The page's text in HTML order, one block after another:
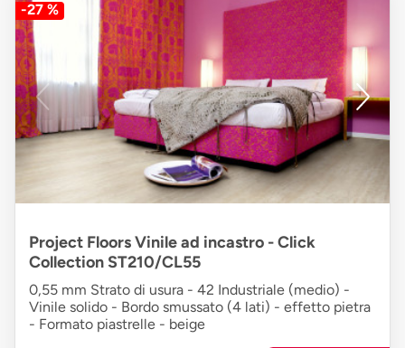
-27 %
Project Floors Vinile ad incastro - Click
Collection ST210/CL55
0,55 mm Strato di usura - 42 Industriale (medio) -
Vinile solido - Bordo smussato (4 lati) - effetto pietra
- Formato piastrelle - beige